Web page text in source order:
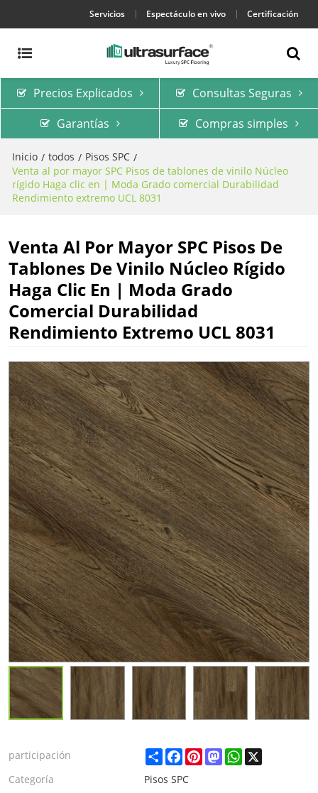
Servicios Espectáculo en vivo Certificación
Precios Explicados
Consultas Seguras
Garantías
Compras simples
Inicio / todos / Pisos SPC /
Venta al por mayor SPC Pisos de tablones de vinilo Núcleo
rígido Haga clic en | Moda Grado comercial Durabilidad
Rendimiento extremo UCL 8031
Venta Al Por Mayor SPC Pisos De
Tablones De Vinilo Núcleo Rígido
Haga Clic En | Moda Grado
Comercial Durabilidad
Rendimiento Extremo UCL 8031
participación ShareFacebook
PinterestMastodonWhatsApp
X
Categoría
Pisos SPC